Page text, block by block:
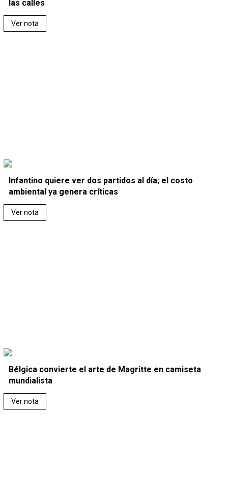
las calles
Ver nota
Infantino quiere ver dos partidos al día; el costo
ambiental ya genera críticas
Ver nota
Bélgica convierte el arte de Magritte en camiseta
mundialista
Ver nota